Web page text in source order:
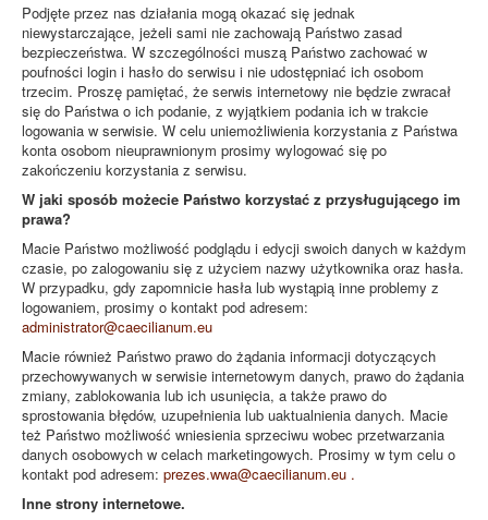
Podjęte przez nas działania mogą okazać się jednak
niewystarczające, jeżeli sami nie zachowają Państwo zasad
bezpieczeństwa. W szczególności muszą Państwo zachować w
poufności login i hasło do serwisu i nie udostępniać ich osobom
trzecim. Proszę pamiętać, że serwis internetowy nie będzie zwracał
się do Państwa o ich podanie, z wyjątkiem podania ich w trakcie
logowania w serwisie. W celu uniemożliwienia korzystania z Państwa
konta osobom nieuprawnionym prosimy wylogować się po
zakończeniu korzystania z serwisu.
W jaki sposób możecie Państwo korzystać z przysługującego im
prawa?
Macie Państwo możliwość podglądu i edycji swoich danych w każdym
czasie, po zalogowaniu się z użyciem nazwy użytkownika oraz hasła.
W przypadku, gdy zapomnicie hasła lub wystąpią inne problemy z
logowaniem, prosimy o kontakt pod adresem:
administrator@caecilianum.eu
Macie również Państwo prawo do żądania informacji dotyczących
przechowywanych w serwisie internetowym danych, prawo do żądania
zmiany, zablokowania lub ich usunięcia, a także prawo do
sprostowania błędów, uzupełnienia lub uaktualnienia danych. Macie
też Państwo możliwość wniesienia sprzeciwu wobec przetwarzania
danych osobowych w celach marketingowych. Prosimy w tym celu o
kontakt pod adresem: prezes.wwa@caecilianum.eu .
Inne strony internetowe.